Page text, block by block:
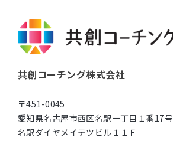
共創コーチング株式会社
〒451-0045
愛知県名古屋市西区名駅一丁目１番17号
名駅ダイヤメイテツビル１１Ｆ